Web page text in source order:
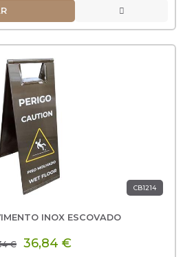
CB1214
INOX ESCOVADO
€ 36,84 €